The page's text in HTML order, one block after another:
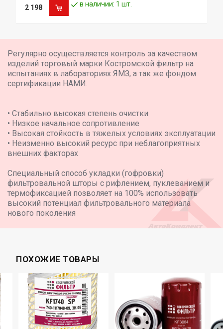
2 198 в наличии: 1 шт.
Регулярно осуществляется контроль за качеством
изделий торговый марки Костромской фильтр на
испытаниях в лабораториях ЯМЗ, а так же фондом
сертификации НАМИ.
• Стабильно высокая степень очистки
• Низкое начальное сопротивление
• Высокая стойкость в тяжелых условиях эксплуатации
• Неизменно высокий ресурс при неблагоприятных
внешних факторах
Специальный способ укладки (гофровки)
фильтровальной шторы с рифлением, пуклеванием и
термофиксацией позволяет на 100% использовать
высокий потенциал фильтровального материала
нового поколения
ПОХОЖИЕ ТОВАРЫ